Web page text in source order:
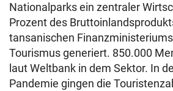
Nationalparks ein zentraler
Prozent des
tansanischen
Tourismus generiert. 850.000
laut Weltbank in dem Sektor. In
Pandemie gingen die